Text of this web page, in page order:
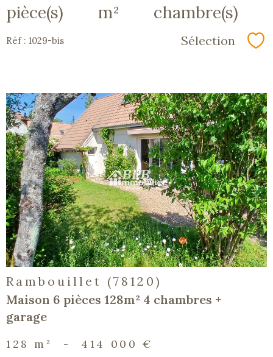
pièce(s) m² chambre(s)
Réf : 1029-bis Sélection
voir le
bien
Rambouillet (78120)
Maison 6 pièces 128m² 4 chambres +
garage
128 m² - 414 000 €